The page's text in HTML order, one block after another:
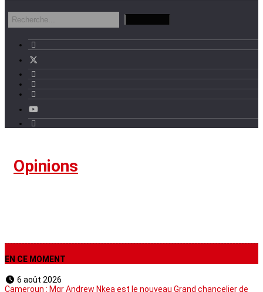
Opinions
EN CE MOMENT
6 août 2026
Cameroun : Mgr Andrew Nkea est le nouveau Grand chancelier de